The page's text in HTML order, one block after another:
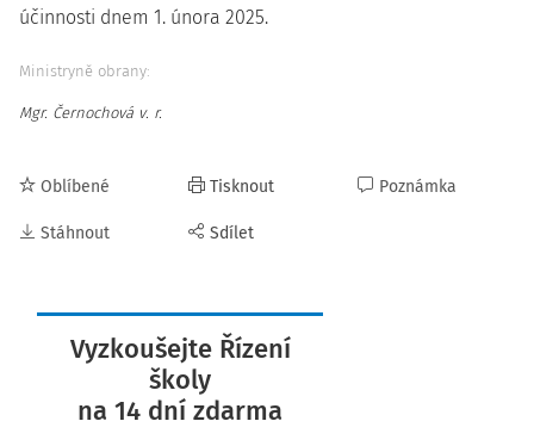
účinnosti dnem 1. února 2025.
Ministryně obrany:
Mgr. Černochová v. r.
Oblíbené
Stáhnout
Tisknout
Sdílet
Poznámka
Vyzkoušejte Řízení
školy
na 14 dní zdarma